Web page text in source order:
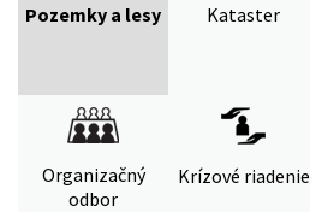
Pozemky a lesy Kataster
Organizačný
odbor
Krízové riadenie